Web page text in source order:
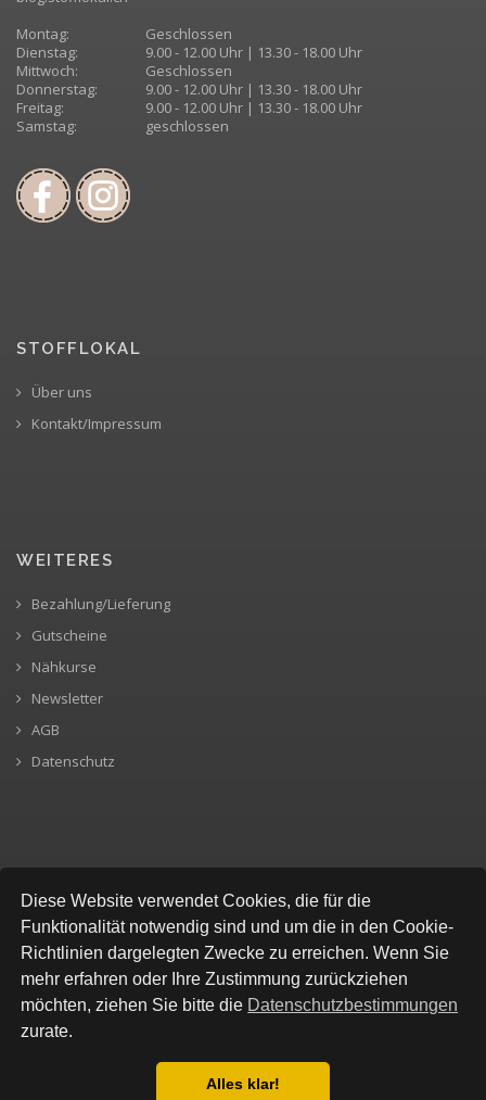
Diese Website verwendet Cookies, die für die
Funktionalität notwendig sind und um die in den Cookie-
Richtlinien dargelegten Zwecke zu erreichen. Wenn Sie
mehr erfahren oder Ihre Zustimmung zurückziehen
möchten, ziehen Sie bitte die Datenschutzbestimmungen
zurate.
Alles klar!
Montag:
Geschlossen
Dienstag:
9.00 - 12.00 Uhr | 13.30 - 18.00 Uhr
Mittwoch:
Geschlossen
Donnerstag:
9.00 - 12.00 Uhr | 13.30 - 18.00 Uhr
Freitag:
9.00 - 12.00 Uhr | 13.30 - 18.00 Uhr
Samstag:
geschlossen
STOFFLOKAL
Über uns
Kontakt/Impressum
WEITERES
Bezahlung/Lieferung
Gutscheine
Nähkurse
Newsletter
AGB
Datenschutz
SICHERE BEZAHLUNG
© All Rights Reserved, Stofflokal